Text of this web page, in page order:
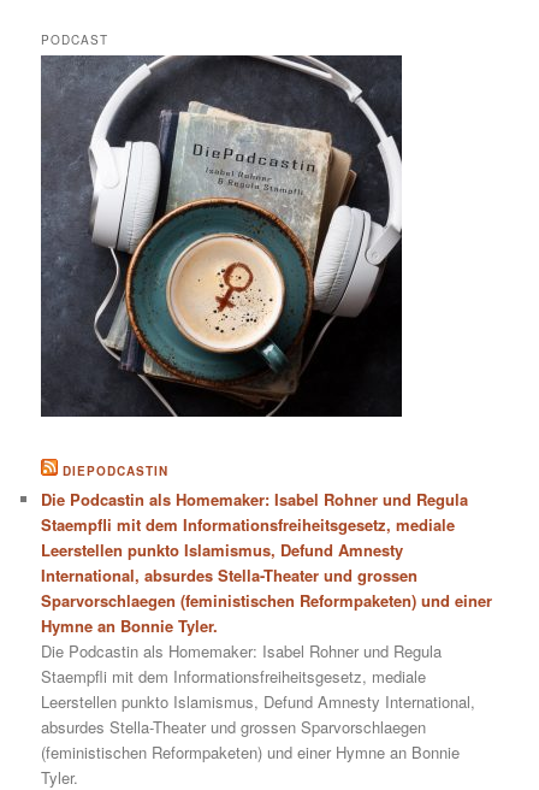
PODCAST
DIEPODCASTIN
Die Podcastin als Homemaker: Isabel Rohner und Regula
Staempfli mit dem Informationsfreiheitsgesetz, mediale
Leerstellen punkto Islamismus, Defund Amnesty
International, absurdes Stella-Theater und grossen
Sparvorschlaegen (feministischen Reformpaketen) und einer
Hymne an Bonnie Tyler.
Die Podcastin als Homemaker: Isabel Rohner und Regula
Staempfli mit dem Informationsfreiheitsgesetz, mediale
Leerstellen punkto Islamismus, Defund Amnesty International,
absurdes Stella-Theater und grossen Sparvorschlaegen
(feministischen Reformpaketen) und einer Hymne an Bonnie
Tyler.